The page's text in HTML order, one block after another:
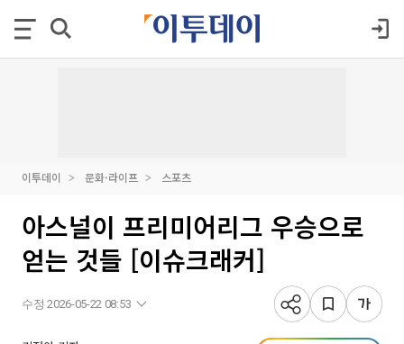
이투데이 문화·라이프 스포츠
아스널이 프리미어리그 우승으로
얻는 것들 [이슈크래커]
수정 2026-05-22 08:53